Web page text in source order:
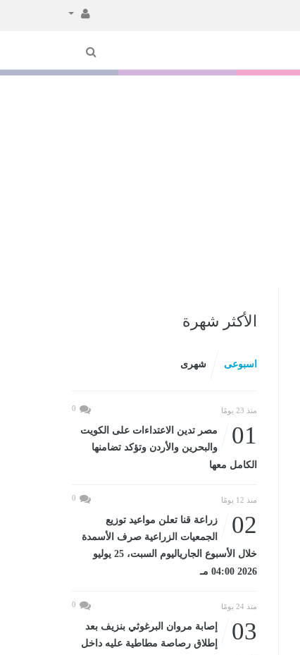
الأكثر شهرة
اسبوعى شهرى
منذ 23 يومًا 0
01
مصر تدين الاعتداءات على الكويت
والبحرين والأردن وتؤكد تضامنها
الكامل معها
منذ 12 يومًا 0
02
زراعة قنا تعلن مواعيد توزيع
الجمعيات الزراعية صرف الأسمدة
خلال الأسبوع الجارياليوم السبت، 25 يوليو
2026 04:00 مـ
منذ 24 يومًا 0
03
إصابة مروان البرغوثي بنزيف بعد
إطلاق رصاصة مطاطية عليه داخل